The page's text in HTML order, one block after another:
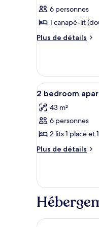
-
PMR
pièces
6
personnes
-
photos
pour
ce
chambre :
Appartement
3
pièces
6
personnes
6 personnes
1 canapé-lit
Plus de détails
Plus
le
type
de
Appartement
3
6
personnes
Afficher
toutes
les
photos
pour
ce
chambre :
bedroom
apartment
10
2 bedroom
43 m²
6 personnes
2 lits 1 place et
Plus de détails
Plus
le
type
de
2Alb'hotel Grill